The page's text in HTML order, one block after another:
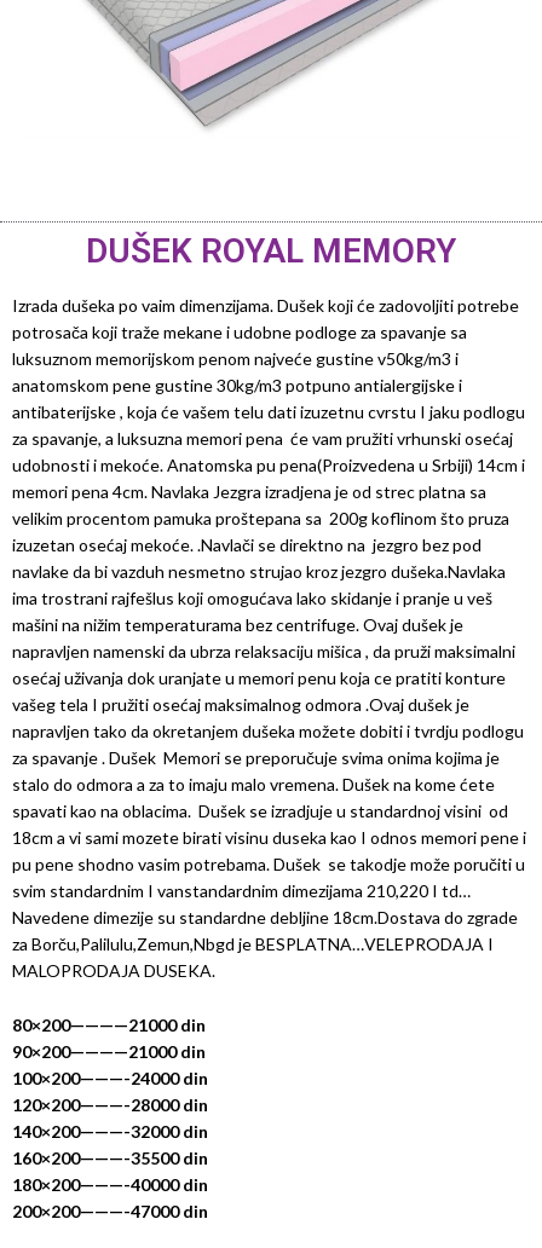
DUŠEK ROYAL MEMORY
Izrada dušeka po vaim dimenzijama. Dušek koji će zadovoljiti potrebe
potrosača koji traže mekane i udobne podloge za spavanje sa
luksuznom memorijskom penom najveće gustine v50kg/m3 i
anatomskom pene gustine 30kg/m3 potpuno antialergijske i
antibaterijske , koja će vašem telu dati izuzetnu cvrstu I jaku podlogu
za spavanje, a luksuzna memori pena će vam pružiti vrhunski osećaj
udobnosti i mekoće. Anatomska pu pena(Proizvedena u Srbiji) 14cm i
memori pena 4cm. Navlaka Jezgra izradjena je od strec platna sa
velikim procentom pamuka proštepana sa 200g koflinom što pruza
izuzetan osećaj mekoće. .Navlači se direktno na jezgro bez pod
navlake da bi vazduh nesmetno strujao kroz jezgro dušeka.Navlaka
ima trostrani rajfešlus koji omogućava lako skidanje i pranje u veš
mašini na nižim temperaturama bez centrifuge. Ovaj dušek je
napravljen namenski da ubrza relaksaciju mišica , da pruži maksimalni
osećaj uživanja dok uranjate u memori penu koja ce pratiti konture
vašeg tela I pružiti osećaj maksimalnog odmora .Ovaj dušek je
napravljen tako da okretanjem dušeka možete dobiti i tvrdju podlogu
za spavanje . Dušek Memori se preporučuje svima onima kojima je
stalo do odmora a za to imaju malo vremena. Dušek na kome ćete
spavati kao na oblacima. Dušek se izradjuje u standardnoj visini od
18cm a vi sami mozete birati visinu duseka kao I odnos memori pene i
pu pene shodno vasim potrebama. Dušek se takodje može poručiti u
svim standardnim I vanstandardnim dimezijama 210,220 I td…
Navedene dimezije su standardne debljine 18cm.Dostava do zgrade
za Borču,Palilulu,Zemun,Nbgd je BESPLATNA…VELEPRODAJA I
MALOPRODAJA DUSEKA.
80×200————21000 din
90×200————21000 din
100×200———-24000 din
120×200———-28000 din
140×200———-32000 din
160×200———-35500 din
180×200———-40000 din
200×200———-47000 din